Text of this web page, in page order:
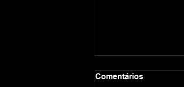
Comentários